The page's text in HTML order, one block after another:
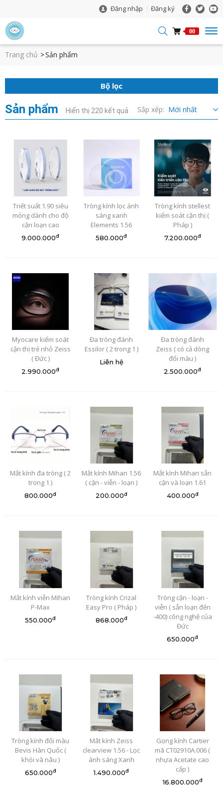
Đăng nhập Đăng ký
00
Trang chủ Sản phẩm
Bộ lọc
Sản phẩm Hiển thị 220 kết quả Sắp xếp:
Triết suất 1.90 siêu
mỏng dành cho độ
cận loạn cao
9.000.000đ
Tròng kính lọc ánh
sáng xanh
Elements 1.56
580.000đ
Tròng kính stellest
kiểm soát cận thị (
Pháp )
7.200.000đ
Myocare kiểm soát
cận thị trẻ nhỏ Zeiss
( Đức )
2.990.000đ
Đa tròng đánh
Essilor ( 2 trong 1 )
Liên hệ
Đa tròng đánh
Zeiss ( có cả dòng
đổi màu )
2.500.000đ
Mắt kính đa tròng ( 2
trong 1 )
800.000đ
Mắt kính Mihan 1.56
( cận - viễn - loạn )
200.000đ
Mắt kính Mihan sẵn
cận và loạn 1.61
400.000đ
Mắt kính viễn Mihan
P-Max
550.000đ
Tròng kính Crizal
Easy Pro ( Pháp )
868.000đ
Tròng cận - loạn -
viễn ( sẵn loạn đến
-400) công nghệ của
Đức
650.000đ
Tròng kính đổi màu
Bevis Hàn Quốc (
khói và nâu )
650.000đ
Mắt kính Zeiss
clearview 1.56 - Lọc
ánh sáng Xanh
1.490.000đ
Gọng kính Cartier
mã CT02910A.006 (
nhựa Acetate cao
cấp )
16.800.000đ